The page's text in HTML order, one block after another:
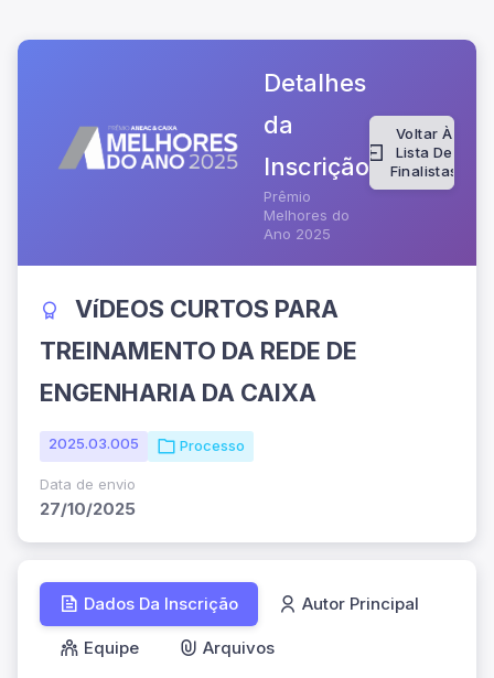
Detalhes
da
Inscrição
Prêmio
Melhores do
Ano 2025
Voltar À
Lista De
Finalistas
VíDEOS CURTOS PARA
TREINAMENTO DA REDE DE
ENGENHARIA DA CAIXA
2025.03.005 Processo
Data de envio
27/10/2025
Dados Da Inscrição Autor Principal
Equipe Arquivos